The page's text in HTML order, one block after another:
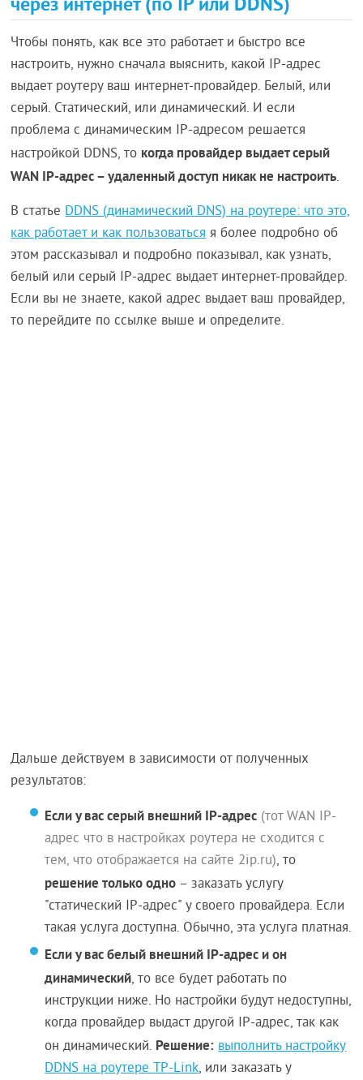
Чтобы понять, как все это работает и быстро все
настроить, нужно сначала выяснить, какой IP-адрес
выдает роутеру ваш интернет-провайдер. Белый, или
серый. Статический, или динамический. И если
проблема с динамическим IP-адресом решается
настройкой DDNS, то когда провайдер выдает серый
WAN IP-адрес – удаленный доступ никак не настроить.
В статьеDDNS (динамический DNS) на роутере: что это,
как работает и как пользоватьсяя более подробно об
этом рассказывал и подробно показывал, как узнать,
белый или серый IP-адрес выдает интернет-провайдер.
Если вы не знаете, какой адрес выдает ваш провайдер,
то перейдите по ссылке выше и определите.
Дальше действуем в зависимости от полученных
результатов:
Если у вас серый внешний IP-адрес (тот WAN IP-
адрес что в настройках роутера не сходится с
тем, что отображается на сайте 2ip.ru), то
решение только одно – заказать услугу
"статический IP-адрес" у своего провайдера. Если
такая услуга доступна. Обычно, эта услуга платная.
Если у вас белый внешний IP-адрес и он
динамический, то все будет работать по
инструкции ниже. Но настройки будут недоступны,
когда провайдер выдаст другой IP-адрес, так как
он динамический. Решение: выполнить настройку
DDNS на роутере TP-Link, или заказать у